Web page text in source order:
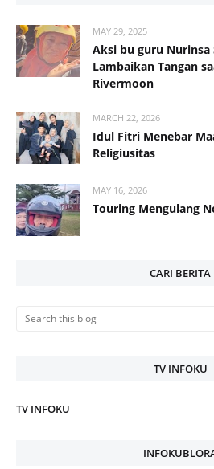
MAY 29, 2025
Aksi bu guru Nurinsa
Lambaikan Tangan
Rivermoon
MARCH 22, 2026
Idul Fitri Menebar
Religiusitas
MAY 16, 2026
Touring Mengulang
CARI BERITA
TV INFOKU
TV INFOKU